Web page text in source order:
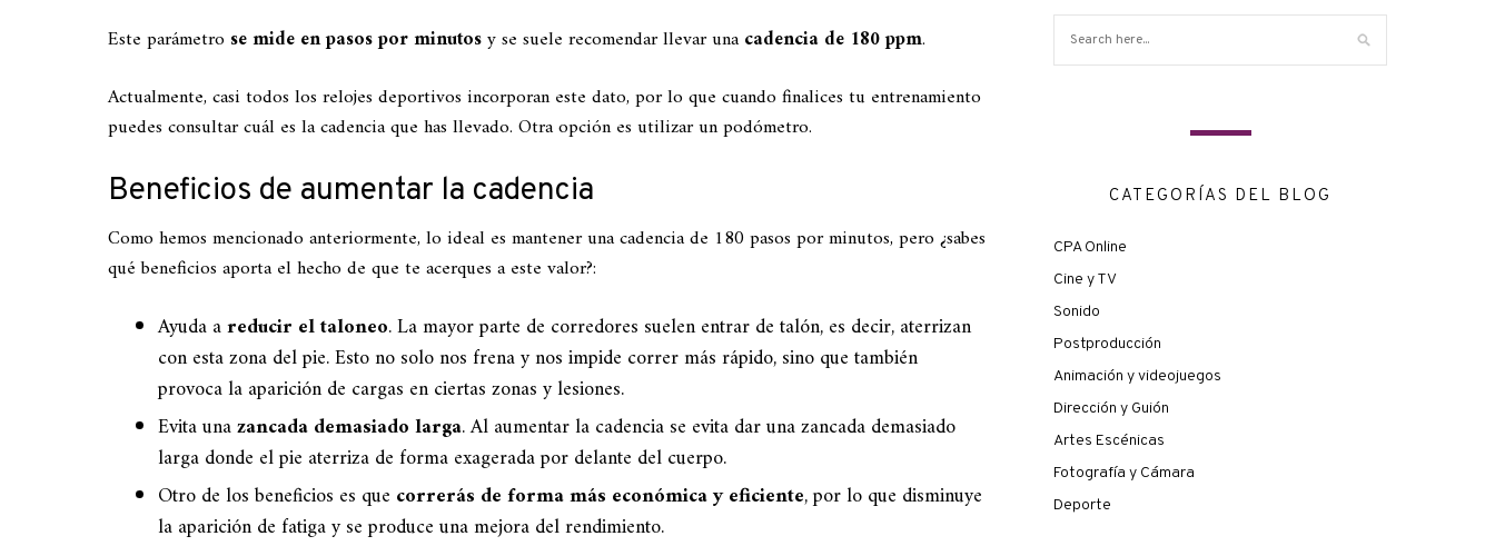
Este parámetro se mide en pasos por minutosy se suele recomendar llevar una cadencia de 180 ppm.
Actualmente, casi todos los relojes deportivos incorporan este dato, por lo que cuando finalices tu entrenamiento
puedes consultar cuál es la cadencia que has llevado. Otra opción es utilizar un podómetro.
Beneficios de aumentar la cadencia
Como hemos mencionado anteriormente, lo ideal es mantener una cadencia de 180 pasos por minutos, pero ¿sabes
qué beneficios aporta el hecho de que te acerques a este valor?:
Ayuda areducir el taloneo. La mayor parte de corredores suelen entrar de talón, es decir, aterrizan
con esta zona del pie. Esto no solo nos frena y nos impide correr más rápido, sino que también
provoca la aparición de cargas en ciertas zonas y lesiones.
Evita unazancada demasiado larga. Al aumentar la cadencia se evita dar una zancada demasiado
larga donde el pie aterriza de forma exagerada por delante del cuerpo.
Otro de los beneficios es que correrás de forma más económica y eficiente, por lo que disminuye
la aparición de fatiga y se produce una mejora del rendimiento.
CATEGORÍAS DEL BLOG
CPA Online
Cine y TV
Sonido
Postproducción
Animación y videojuegos
Dirección y Guión
Artes Escénicas
Fotografía y Cámara
Deporte